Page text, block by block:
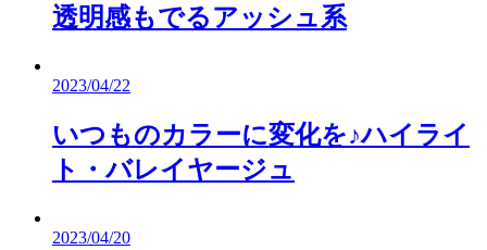
透明感もでるアッシュ系
2023/04/22
いつものカラーに変化を♪ハイライ
ト・バレイヤージュ
2023/04/20